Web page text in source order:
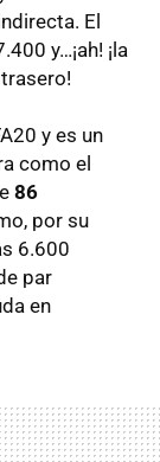
El
y…¡ah! ¡la
y es un
como el
86
por su
6.600
par
en